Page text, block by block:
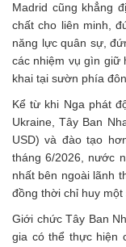
Madrid cũng khẳng
chất cho liên minh,
năng lực quân sự,
các nhiệm vụ gìn giữ
khai tại sườn phía
Kể từ khi Nga phát
Ukraine, Tây Ban
USD) và đào tạo
tháng 6/2026, nước
nhất bên ngoài lãnh
đồng thời chỉ huy
Giới chức Tây Ban
gia có thể thực hiện